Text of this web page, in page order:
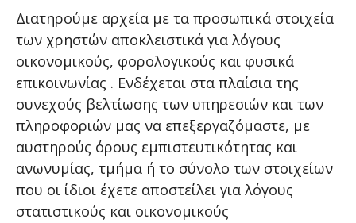
Διατηρούμε αρχεία με τα προσωπικά στοιχεία
των χρηστών αποκλειστικά για λόγους
οικονομικούς, φορολογικούς και φυσικά
επικοινωνίας . Ενδέχεται στα πλαίσια της
συνεχούς βελτίωσης των υπηρεσιών και των
πληροφοριών μας να επεξεργαζόμαστε, με
αυστηρούς όρους εμπιστευτικότητας και
ανωνυμίας, τμήμα ή το σύνολο των στοιχείων
που οι ίδιοι έχετε αποστείλει για λόγους
στατιστικούς και οικονομικούς